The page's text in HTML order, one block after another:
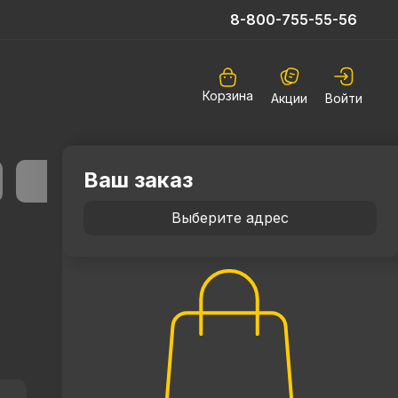
8-800-755-55-56
Корзина Акции Войти
Ваш заказ
Выберите адрес